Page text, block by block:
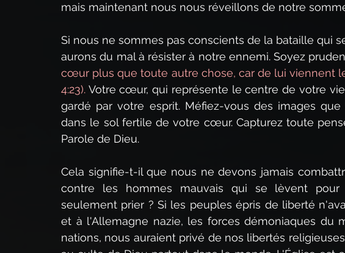
mais maintenant nous nous réveillons de notre
Si nous ne sommes pas conscients de la bataille qui
aurons du mal à résister à notre ennemi. Soyez
cœur plus que toute autre chose, car de lui viennent
4:23). Votre cœur, qui représente le centre de votre
gardé par votre esprit. Méfiez-vous des images
dans le sol fertile de votre cœur. Capturez toute
Parole de Dieu.
Cela signifie-t-il que nous ne devons jamais
contre les hommes mauvais qui se lèvent pour
seulement prier ? Si les peuples épris de liberté
et à l'Allemagne nazie, les forces démoniaques du
nations, nous auraient privé de nos libertés